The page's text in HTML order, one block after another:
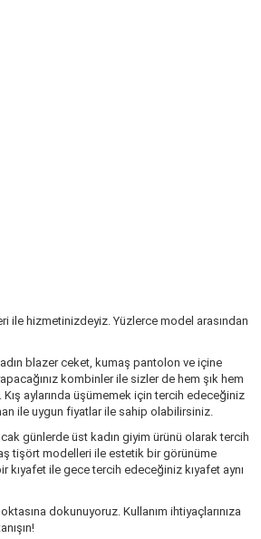
ile hizmetinizdeyiz. Yüzlerce model arasından
blazer ceket, kumaş pantolon ve içine
kombinler ile sizler de hem şık hem
aylarında üşümemek için tercih edeceğiniz
ile uygun fiyatlar ile sahip olabilirsiniz.
günlerde üst kadın giyim ürünü olarak tercih
tişört modelleri ile estetik bir görünüme
ile gece tercih edeceğiniz kıyafet aynı
dokunuyoruz. Kullanım ihtiyaçlarınıza